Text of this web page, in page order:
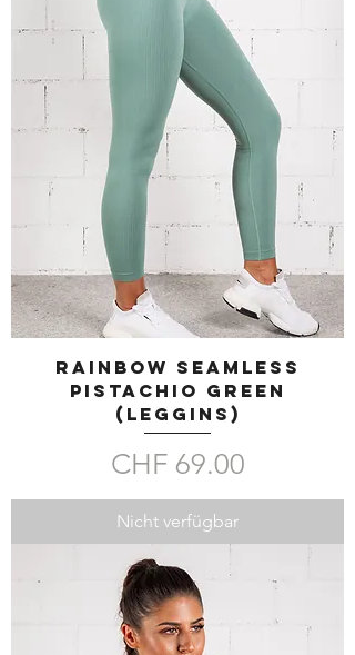
RAINBOW SEAMLESS
Pistachio Green
(LEGGINS)
Preis
CHF 69.00
Nicht verfügbar